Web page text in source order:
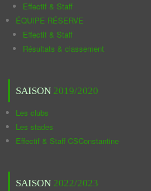
Effectif & Staff
ÉQUIPE RÉSERVE
Effectif & Staff
Résultats & classement
SAISON 2019/2020
Les clubs
Les stades
Effectif & Staff CSConstantine
SAISON 2022/2023